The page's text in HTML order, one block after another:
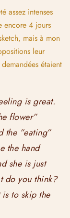
assez intenses
encore 4 jours
mais à mon
leur
étaient
is great.
flower”
the ”eating”
the hand
she is just
do you think?
to skip the